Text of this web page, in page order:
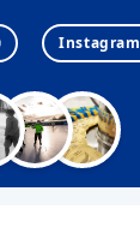
Instagram